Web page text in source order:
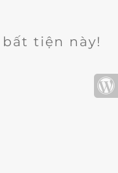
tiện này!